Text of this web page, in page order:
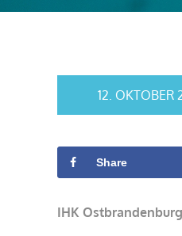
12. OKTOBER
Share
IHK